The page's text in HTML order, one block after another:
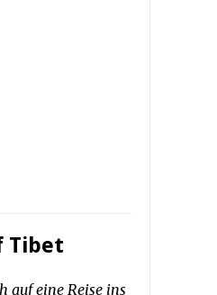
Tibet
auf eine Reise ins